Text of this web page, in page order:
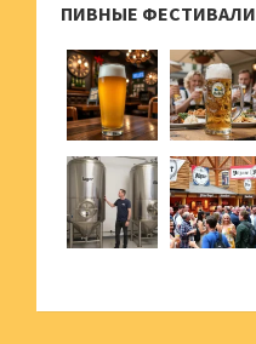
ПИВНЫЕ ФЕСТИВАЛИ